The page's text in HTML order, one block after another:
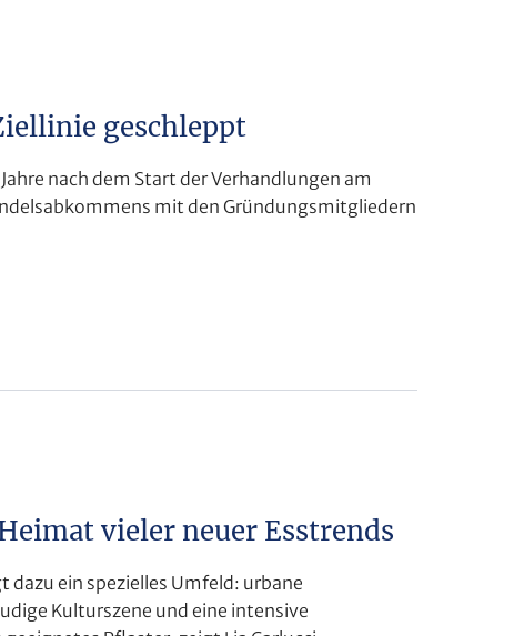
geschleppt
nach dem Start der Verhandlungen am
mit den Gründungsmitgliedern
vieler neuer Esstrends
dazu ein spezielles Umfeld: urbane
Kulturszene und eine intensive